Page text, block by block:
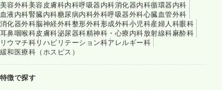
美容外科美容皮膚科内科呼吸器内科消化器内科循環器内科
血液内科腎臓内科糖尿病内科外科呼吸器外科心臓血管外科
消化器外科脳神経外科整形外科形成外科小児科産婦人科眼科
耳鼻咽喉科皮膚科泌尿器科精神科・心療内科放射線科麻酔科
リウマチ科リハビリテーション科アレルギー科
緩和医療科（ホスピス）
特徴で探す